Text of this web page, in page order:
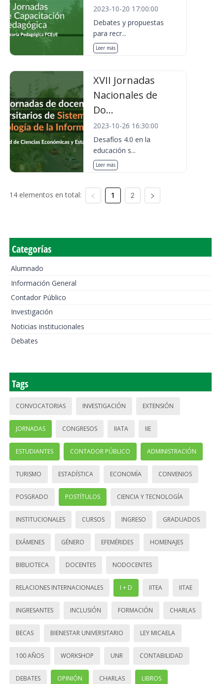
2023-10-20 17:00:00
Debates y propuestas
para recr...
Leer más
XVII Jornadas
Nacionales de
Do...
2023-10-26 16:30:00
Desafíos 4.0 en la
educación s...
Leer más
14 elementos en total: 1 2
Categorías
Alumnado
Información General
Contador Público
Investigación
Noticias institucionales
Debates
Tags
CONVOCATORIAS INVESTIGACIÓN EXTENSIÓN
JORNADAS CONGRESOS IIATA IIE
ESTUDIANTES CONTADOR PÚBLICO ADMINISTRACIÓN
TURISMO ESTADÍSTICA ECONOMÍA CONVENIOS
POSGRADO POSTÍTULOS CIENCIA Y TECNOLOGÍA
INSTITUCIONALES CURSOS INGRESO GRADUADOS
EXÁMENES GÉNERO EFEMÉRIDES HOMENAJES
BIBLIOTECA DOCENTES NODOCENTES
RELACIONES INTERNACIONALES I + D IITEA IITAE
INGRESANTES INCLUSIÓN FORMACIÓN CHARLAS
BECAS BIENESTAR UNIVERSITARIO LEY MICAELA
100 AÑOS WORKSHOP UNR CONTABILIDAD
DEBATES OPINIÓN CHARLAS LIBROS